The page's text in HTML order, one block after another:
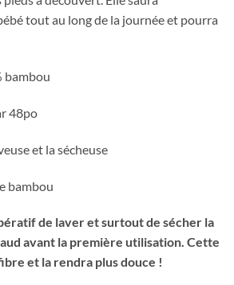
tout au long de la journée et pourra
bambou
48po
et la sécheuse
bambou
de laver et surtout de sécher la
avant la première utilisation. Cette
et la rendra plus douce !